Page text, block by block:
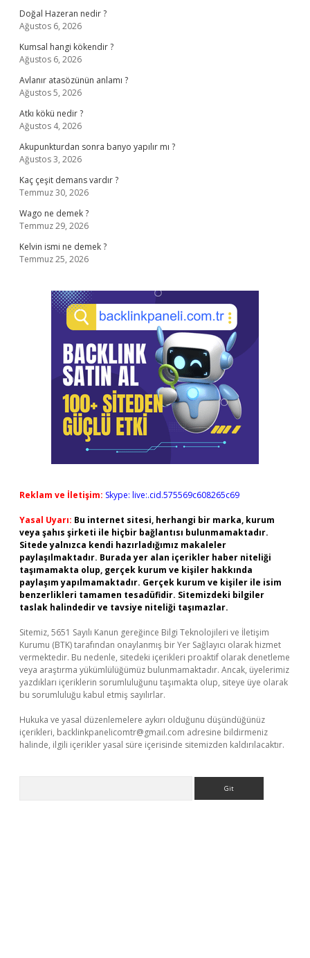
Doğal Hazeran nedir ?
Ağustos 6, 2026
Kumsal hangi kökendir ?
Ağustos 6, 2026
Avlanır atasözünün anlamı ?
Ağustos 5, 2026
Atkı kökü nedir ?
Ağustos 4, 2026
Akupunkturdan sonra banyo yapılır mı ?
Ağustos 3, 2026
Kaç çeşit demans vardır ?
Temmuz 30, 2026
Wago ne demek ?
Temmuz 29, 2026
Kelvin ismi ne demek ?
Temmuz 25, 2026
Reklam ve İletişim: Skype: live:.cid.575569c608265c69
Yasal Uyarı: Bu internet sitesi, herhangi bir marka, kurum
veya şahıs şirketi ile hiçbir bağlantısı bulunmamaktadır.
Sitede yalnızca kendi hazırladığımız makaleler
paylaşılmaktadır. Burada yer alan içerikler haber niteliği
taşımamakta olup, gerçek kurum ve kişiler hakkında
paylaşım yapılmamaktadır. Gerçek kurum ve kişiler ile isim
benzerlikleri tamamen tesadüfidir. Sitemizdeki bilgiler
taslak halindedir ve tavsiye niteliği taşımazlar.
Sitemiz, 5651 Sayılı Kanun gereğince Bilgi Teknolojileri ve İletişim
Kurumu (BTK) tarafından onaylanmış bir Yer Sağlayıcı olarak hizmet
vermektedir. Bu nedenle, sitedeki içerikleri proaktif olarak denetleme
veya araştırma yükümlülüğümüz bulunmamaktadır. Ancak, üyelerimiz
yazdıkları içeriklerin sorumluluğunu taşımakta olup, siteye üye olarak
bu sorumluluğu kabul etmiş sayılırlar.
Hukuka ve yasal düzenlemelere aykırı olduğunu düşündüğünüz
içerikleri, backlinkpanelicomtr@gmail.com adresine bildirmeniz
halinde, ilgili içerikler yasal süre içerisinde sitemizden kaldırılacaktır.